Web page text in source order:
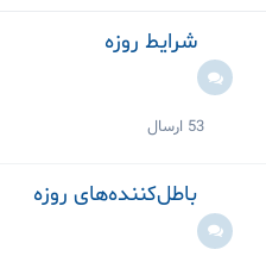
شرایط روزه
53 ارسال
باطل‌کننده‌های روزه